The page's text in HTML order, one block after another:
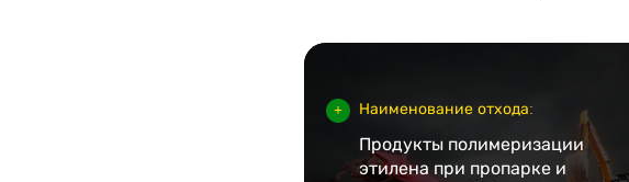
Наименование отхода:
Продукты полимеризации
этилена при пропарке и